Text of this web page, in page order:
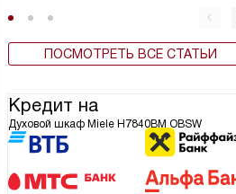
ПОСМОТРЕТЬ ВСЕ СТАТЬИ
Кредит на
Духовой шкаф Miele H7840BM OBSW